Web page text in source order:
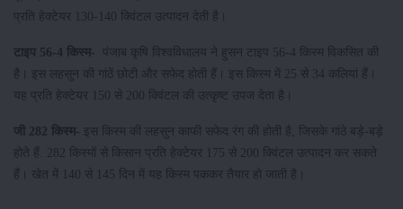
प्रति हेक्टेयर 130-140 क्विंटल उत्पादन देती है।
टाइप 56-4 किस्म- पंजाब कृषि विश्वविधालय ने हुसन टाइप 56-4 किस्म विकसित की
है। इस लहसुन की गांठें छोटी और सफेद होती हैं। इस किस्म में 25 से 34 कलियां हैं।
यह प्रति हेक्टेयर 150 से 200 क्विंटल की उत्कृष्ट उपज देता है।
जी 282 किस्म- इस किस्म की लहसुन काफी सफेद रंग की होती है, जिसके गांठे बड़े-बड़े
होते हैं. 282 किस्मों से किसान प्रति हेक्टेयर 175 से 200 क्विंटल उत्पादन कर सकते
हैं। खेत में 140 से 145 दिन में यह किस्म पककर तैयार हो जाती है।